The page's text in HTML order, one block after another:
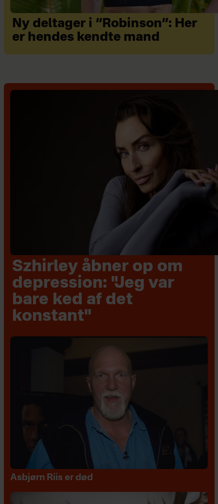
Ny deltager i “Robinson”: Her
er hendes kendte mand
Szhirley åbner op om
depression: "Jeg var
bare ked af det
konstant"
Asbjørn Riis er død